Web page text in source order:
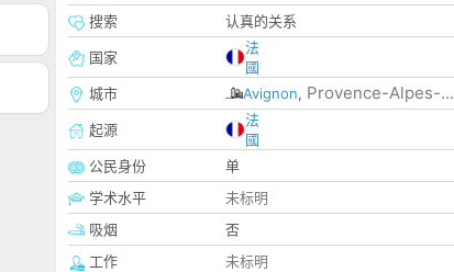
搜索
认真的关系
国家
法
國
城市
Avignon, Provence-Alpes-...
起源
法
國
公民身份
单
学术水平
未标明
吸烟
否
工作
未标明